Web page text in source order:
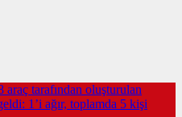
araç tarafından oluşturulan
1’i ağır, toplamda 5 kişi